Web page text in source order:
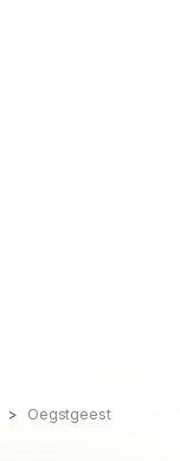
Oegstgeest